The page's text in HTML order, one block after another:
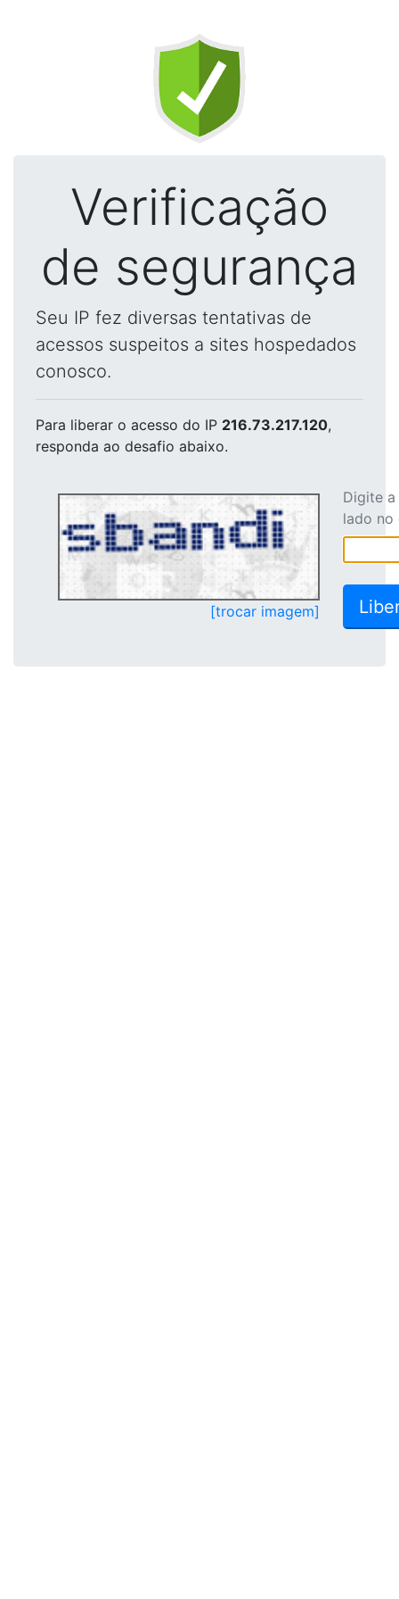
Verificação
de segurança
Seu IP fez diversas tentativas de
acessos suspeitos a sites hospedados
conosco.
Para liberar o acesso do IP 216.73.217.120,
responda ao desafio abaixo.
[trocar imagem]
Digite
lado no